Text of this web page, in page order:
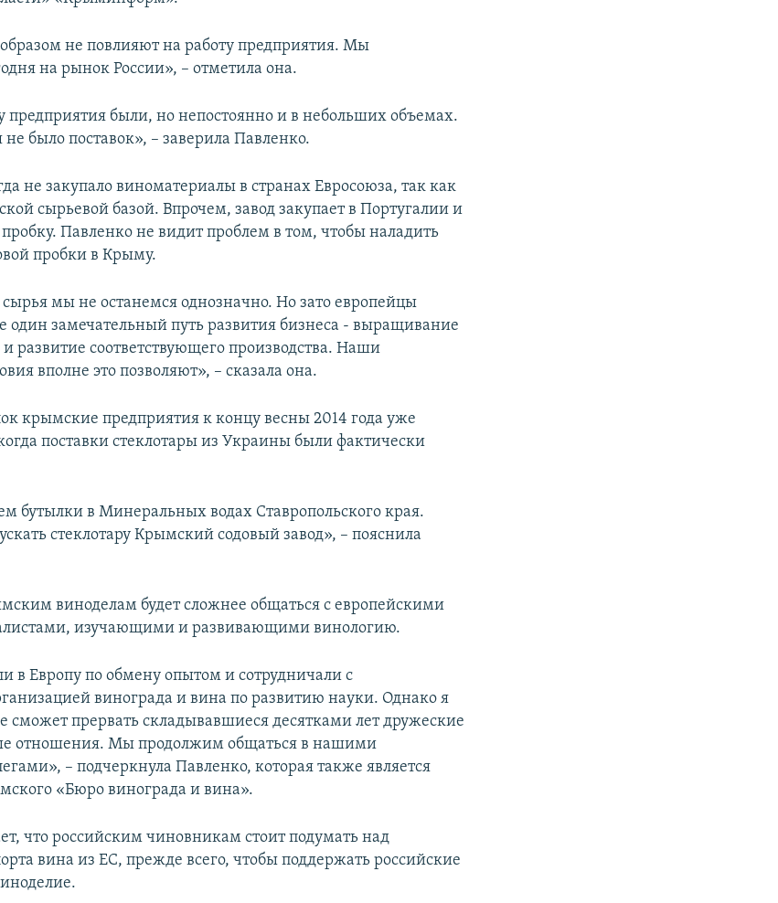
не повлияют на работу предприятия. Мы
на рынок России», – отметила она.
предприятия были, но непостоянно и в небольших объемах.
было поставок», – заверила Павленко.
не закупало виноматериалы в странах Евросоюза, так как
сырьевой базой. Впрочем, завод закупает в Португалии и
Павленко не видит проблем в том, чтобы наладить
пробки в Крыму.
сырья мы не останемся однозначно. Но зато европейцы
один замечательный путь развития бизнеса - выращивание
развитие соответствующего производства. Наши
вполне это позволяют», – сказала она.
крымские предприятия к концу весны 2014 года уже
поставки стеклотары из Украины были фактически
бутылки в Минеральных водах Ставропольского края.
стеклотару Крымский содовый завод», – пояснила
виноделам будет сложнее общаться с европейскими
изучающими и развивающими винологию.
в Европу по обмену опытом и сотрудничали с
винограда и вина по развитию науки. Однако я
сможет прервать складывавшиеся десятками лет дружеские
отношения. Мы продолжим общаться в нашими
– подчеркнула Павленко, которая также является
«Бюро винограда и вина».
что российским чиновникам стоит подумать над
вина из ЕС, прежде всего, чтобы поддержать российские